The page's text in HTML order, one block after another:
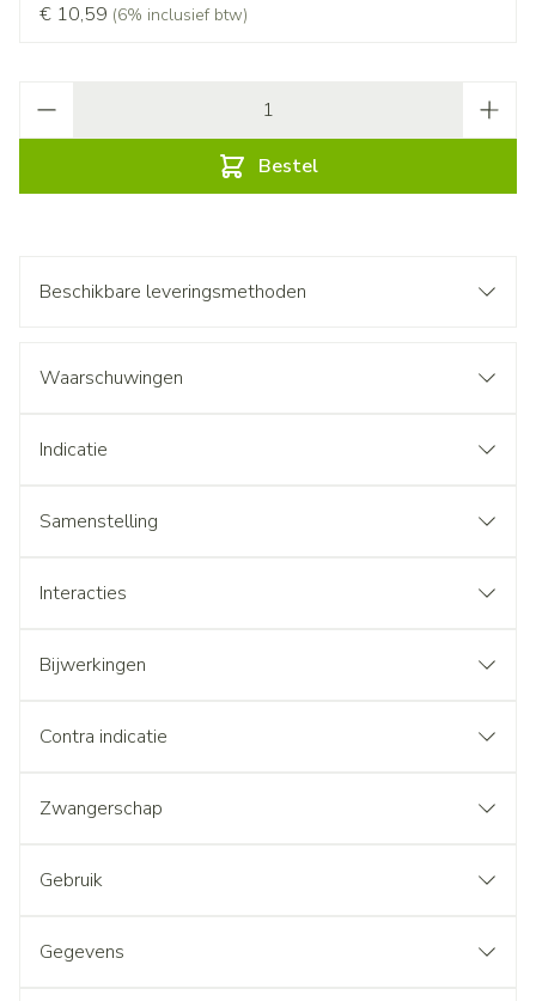
€ 10,59 (6% inclusief btw)
Bestel
Beschikbare leveringsmethoden
Waarschuwingen
Indicatie
Samenstelling
Interacties
Bijwerkingen
Contra indicatie
Zwangerschap
Gebruik
Gegevens